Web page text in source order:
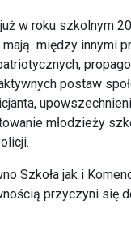
w roku szkolnym
mają między innymi
postaw
młodzieży
Szkoła jak i
przyczyni się